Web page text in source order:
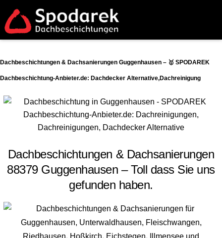
Dachbeschichtungen & Dachsanierungen Guggenhausen – 🥇 SPODAREK
Dachbeschichtung-Anbieter.de: Dachdecker Alternative,Dachreinigung
Dachbeschichtungen & Dachsanierungen
88379 Guggenhausen – Toll dass Sie uns
gefunden haben.